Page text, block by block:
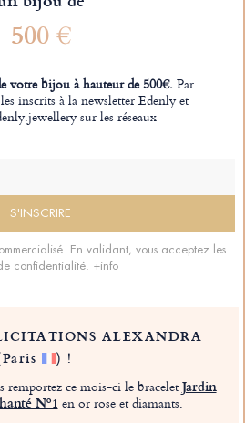
500 €
votre bijou à hauteur de 500€.Par
inscrits à la newsletter Edenly et
sur les réseaux
En validant, vous acceptez les
confidentialité. +info
ALEXANDRA
) !
remportez ce mois-ci le braceletJardin
Nº1 en or rose et diamants.